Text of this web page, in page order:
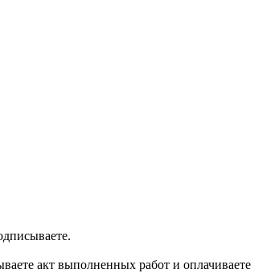
акт выполненных работ и оплачиваете